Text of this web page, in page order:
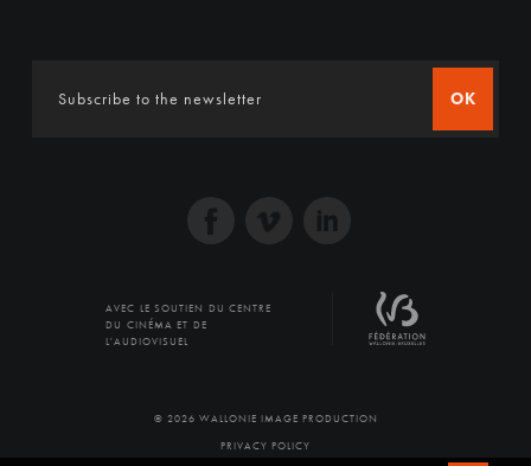
OK
AVEC LE SOUTIEN DU CENTRE
DU CINÉMA ET DE
L'AUDIOVISUEL
© 2026 WALLONIE IMAGE PRODUCTION
PRIVACY POLICY